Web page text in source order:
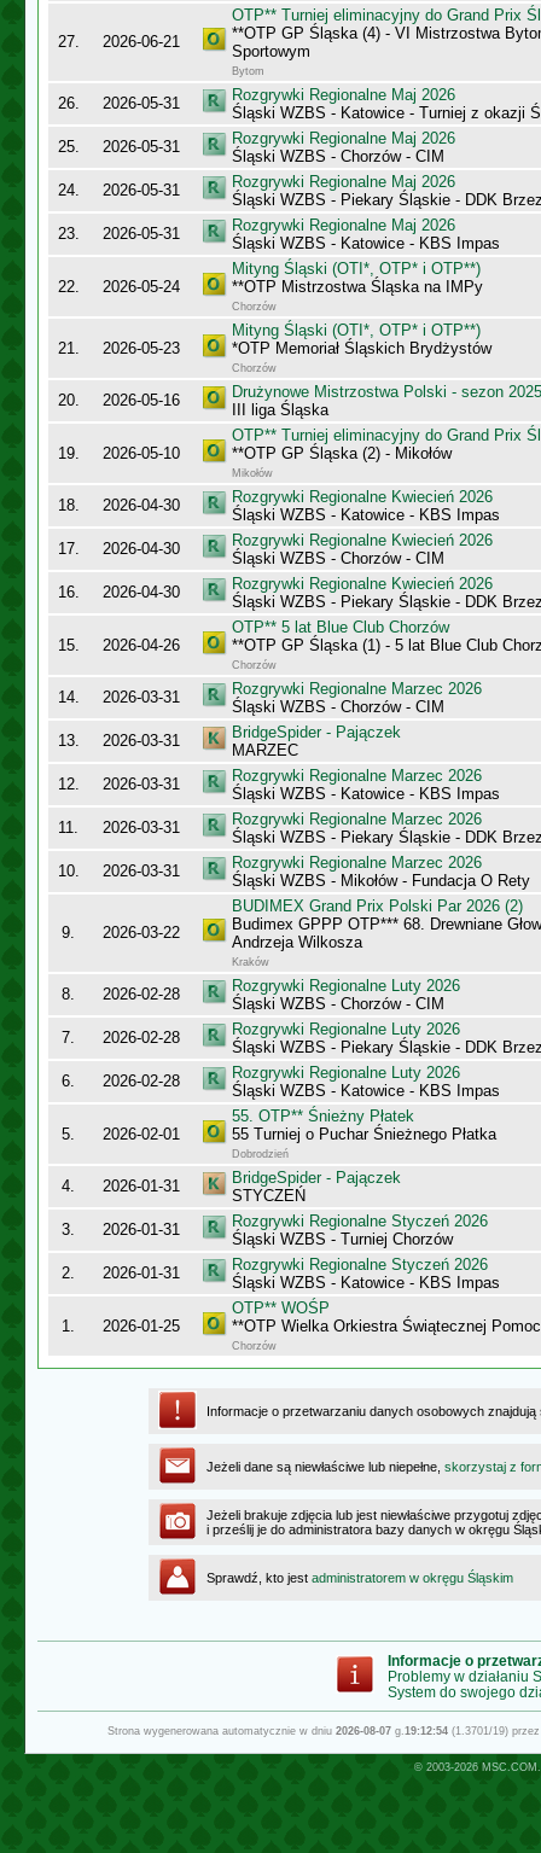
27. 2026-06-21
OTP** Turniej eliminacyjny do Grand Prix
**OTP GP Śląska (4) - VI Mistrzostwa
Sportowym
Bytom
26. 2026-05-31
Rozgrywki Regionalne Maj 2026
Śląski WZBS - Katowice - Turniej z okazji
25.
2026-05-31
Rozgrywki Regionalne Maj 2026
Śląski WZBS - Chorzów - CIM
24.
2026-05-31
Rozgrywki Regionalne Maj 2026
Śląski WZBS - Piekary Śląskie - DDK
23.
2026-05-31
Rozgrywki Regionalne Maj 2026
Śląski WZBS - Katowice - KBS Impas
22. 2026-05-24
Mityng Śląski (OTI*, OTP* i OTP**)
**OTP Mistrzostwa Śląska na IMPy
Chorzów
21. 2026-05-23
Mityng Śląski (OTI*, OTP* i OTP**)
*OTP Memoriał Śląskich Brydżystów
Chorzów
20. 2026-05-16
Drużynowe Mistrzostwa Polski - sezon
III liga Śląska
19. 2026-05-10
OTP** Turniej eliminacyjny do Grand Prix
**OTP GP Śląska (2) - Mikołów
Mikołów
18. 2026-04-30
Rozgrywki Regionalne Kwiecień 2026
Śląski WZBS - Katowice - KBS Impas
17.
2026-04-30
Rozgrywki Regionalne Kwiecień 2026
Śląski WZBS - Chorzów - CIM
16.
2026-04-30
Rozgrywki Regionalne Kwiecień 2026
Śląski WZBS - Piekary Śląskie - DDK
15. 2026-04-26
OTP** 5 lat Blue Club Chorzów
**OTP GP Śląska (1) - 5 lat Blue Club
Chorzów
14. 2026-03-31
Rozgrywki Regionalne Marzec 2026
Śląski WZBS - Chorzów - CIM
13.
2026-03-31
BridgeSpider - Pajączek
MARZEC
12.
2026-03-31
Rozgrywki Regionalne Marzec 2026
Śląski WZBS - Katowice - KBS Impas
11.
2026-03-31
Rozgrywki Regionalne Marzec 2026
Śląski WZBS - Piekary Śląskie - DDK
10.
2026-03-31
Rozgrywki Regionalne Marzec 2026
Śląski WZBS - Mikołów - Fundacja O Rety
9. 2026-03-22
BUDIMEX Grand Prix Polski Par 2026 (2)
Budimex GPPP OTP*** 68. Drewniane
Andrzeja Wilkosza
Kraków
8. 2026-02-28
Rozgrywki Regionalne Luty 2026
Śląski WZBS - Chorzów - CIM
7.
2026-02-28
Rozgrywki Regionalne Luty 2026
Śląski WZBS - Piekary Śląskie - DDK
6.
2026-02-28
Rozgrywki Regionalne Luty 2026
Śląski WZBS - Katowice - KBS Impas
5. 2026-02-01
55. OTP** Śnieżny Płatek
55 Turniej o Puchar Śnieżnego Płatka
Dobrodzień
4. 2026-01-31
BridgeSpider - Pajączek
STYCZEŃ
3.
2026-01-31
Rozgrywki Regionalne Styczeń 2026
Śląski WZBS - Turniej Chorzów
2.
2026-01-31
Rozgrywki Regionalne Styczeń 2026
Śląski WZBS - Katowice - KBS Impas
1. 2026-01-25
OTP** WOŚP
**OTP Wielka Orkiestra Świątecznej
Chorzów
Informacje o przetwarzaniu danych osobowych
Jeżeli dane są niewłaściwe lub niepełne, skorzystaj z
Jeżeli brakuje zdjęcia lub jest niewłaściwe przygotuj
i prześlij je do administratora bazy danych w okręgu
Sprawdź, kto jest administratorem w okręgu Śląskim
Informacje o
Problemy w działaniu
System do swojego
Strona wygenerowana automatycznie w dniu 2026-08-07g.19:12:54(1.3701/19)
© 2003-2026